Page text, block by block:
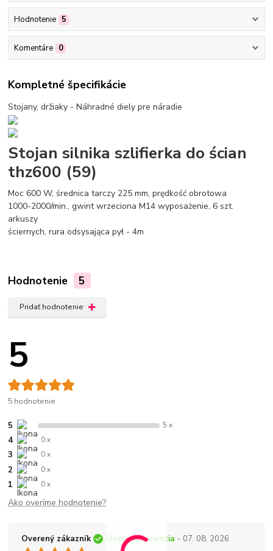
Hodnotenie 5
Komentáre 0
Kompletné špecifikácie
Stojany, držiaky - Náhradné diely pre náradie
Stojan silnika szlifierka do ścian
thz600 (59)
Moc 600 W, średnica tarczy 225 mm, prędkość obrotowa
1000-2000/min., gwint wrzeciona M14 wyposażenie, 6 szt.
arkuszy
ściernych, rura odsysająca pył - 4m
Hodnotenie 5
Pridať hodnotenie
5
5 hodnotenie
5 5 x
4 0 x
3 0 x
2 0 x
1 0 x
Ako overíme hodnotenie?
Overený zákazník Overená recenzia - 07. 08. 2026